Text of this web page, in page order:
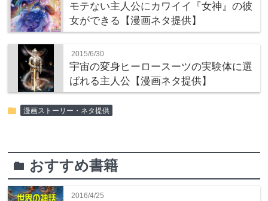
モテない主人公にカワイイ『女神』の彼
女ができる【漫画ネタ提供】
2015/6/30
宇宙の変身ヒーロースーツの実験体に選
ばれる主人公【漫画ネタ提供】
folder 漫画ストーリー・ネタ提供
folder おすすめ書籍
2016/4/25